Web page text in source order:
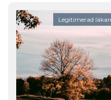
Legitimerad